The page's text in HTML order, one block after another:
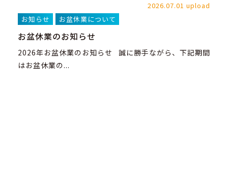
2026.07.01 upload
お知らせ
お盆休業について
お盆休業のお知らせ
2026年お盆休業のお知らせ 誠に勝手ながら、下記期間
はお盆休業の...